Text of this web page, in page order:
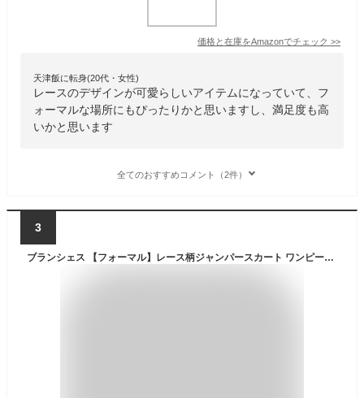
価格と在庫をAmazonでチェック >>
天津飯に転身(20代・女性)
レースのデザインが可愛らしいアイテムになっていて、フ
ォーマルな場所にもぴったりかと思いますし、満足度も高
いかと思います
全てのおすすめコメント（2件）
3
ブランシェス 【フォーマル】レース柄ジャンパースカート ワンピース・ドレス